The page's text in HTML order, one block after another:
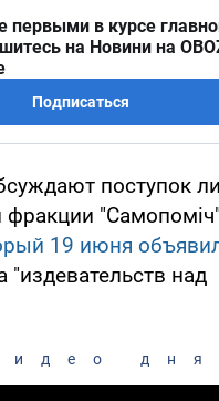
первыми в курсе
на Новини на
Подписаться
поступок
фракции "Самопоміч"
19 июня
"издевательств над
дня